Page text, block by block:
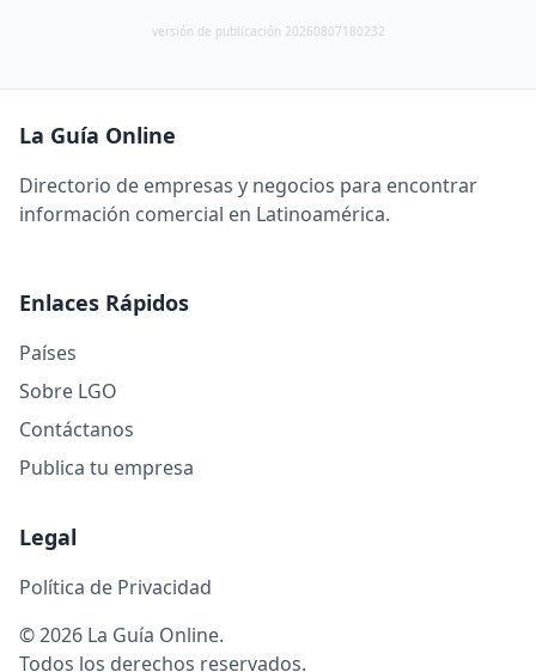
versión de publicación 20260807180232
La Guía Online
Directorio de empresas y negocios para encontrar
información comercial en Latinoamérica.
Enlaces Rápidos
Países
Sobre LGO
Contáctanos
Publica tu empresa
Legal
Política de Privacidad
© 2026 La Guía Online.
Todos los derechos reservados.